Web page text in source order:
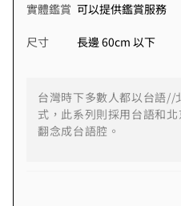
實體鑑賞 可以提供鑑賞服務
尺寸 長邊 60cm 以下
台灣時下多數人都以台語//
式，此系列則採用台語和
翻念成台語腔。